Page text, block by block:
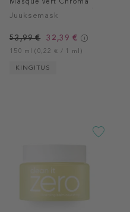
Neutralisant Hair Mask
Juuksemask
53,99 € 32,39 €
150 ml (0,22 € / 1 ml)
KINGITUS